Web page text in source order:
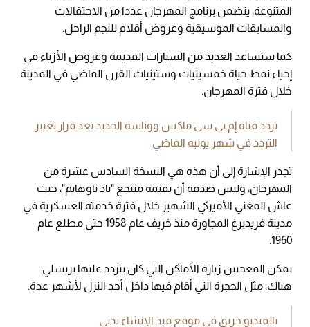
المتنوعة، يتضمن برنامج المهرجان عددا من الاحتفالات
والمسابقات الموسيقية وعروض أفلام للنجم الراحل.
كما ستساعد العديد من السيارات القديمة وعروض الأزياء في
إحياء نمط حياة خمسينيات وستينيات القرن الماضي في المدينة
خلال فترة المهرجان.
تردد قناة إم بي سي ماكس ووناسة الجديد بعد قرار تغيير
التردد في شهر يوليه الماضي
تجدر الإشارة إلى أن هذه هي النسخة السادس عشرة من
المهرجان، وليس صدفة أن يقيمه منتجع "باد ناوهايم"، حيث
عاش المغني الأميركي الشهير خلال فترة خدمته العسكرية في
مدينة فريدبرغ المجاورة منذ خريف عام 1958 حتى مطلع عام
1960.
يمكن المعجبين زيارة الأماكن التي كان يتردد عليها بريسلي
هناك، مثل الحجرة التي أقام فيها داخل أحد النزل لأشهر عدة.
بالفيديو حريق في موقع قيد الإنشاء بدبي